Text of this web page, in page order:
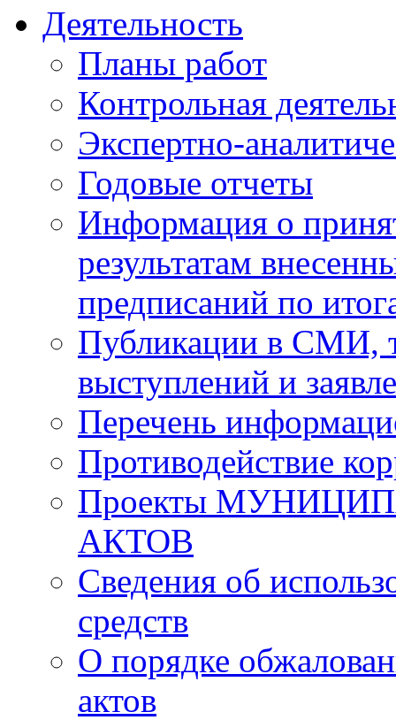
Деятельность
Планы работ
Контрольная
Экспертно-
Годовые отчеты
Информация о
результатам
предписаний по
Публикации в СМИ,
выступлений и
Перечень
Противодействие
Проекты
АКТОВ
Сведения об
средств
О порядке
актов